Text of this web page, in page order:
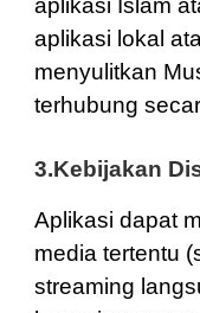
aplikasi Islam
aplikasi lokal
menyulitkan
terhubung
3.Kebijakan
Aplikasi dapat
media tertentu
streaming